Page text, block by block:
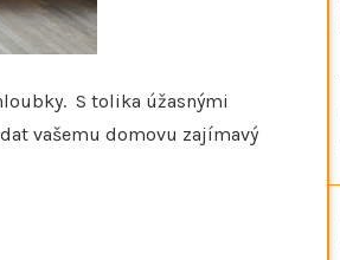
S tolika úžasnými
vašemu domovu zajímavý